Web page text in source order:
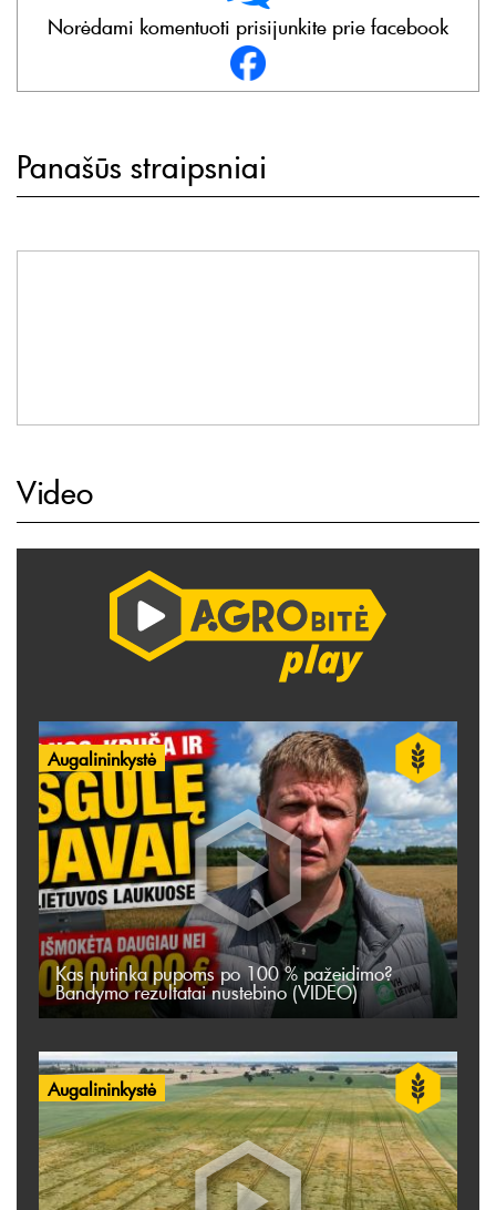
Norėdami komentuoti prisijunkite prie facebook
Panašūs straipsniai
Video
Augalininkystė
Kas nutinka pupoms po 100 % pažeidimo?
Bandymo rezultatai nustebino (VIDEO)
Augalininkystė